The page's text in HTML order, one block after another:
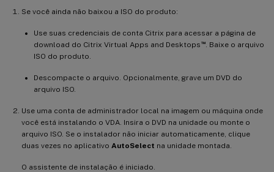
Se você ainda não baixou a ISO do produto:
Use suas credenciais de conta Citrix para acessar a página de
download do Citrix Virtual Apps and Desktops ™. Baixe o arquivo
ISO do produto.
Descompacte o arquivo. Opcionalmente, grave um DVD do
arquivo ISO.
Use uma conta de administrador local na imagem ou máquina onde
você está instalando o VDA. Insira o DVD na unidade ou monte o
arquivo ISO. Se o instalador não iniciar automaticamente, clique
duas vezes no aplicativo AutoSelect na unidade montada.
O assistente de instalação é iniciado.